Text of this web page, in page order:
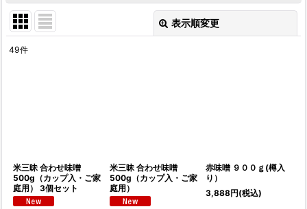
表示順変更
49件
米三昧 合わせ味噌
500g（カップ入・ご家
庭用） 3個セット
米三昧 合わせ味噌
500g（カップ入・ご家
庭用）
赤味噌 ９００ｇ(樽入
り）
3,888円(税込)